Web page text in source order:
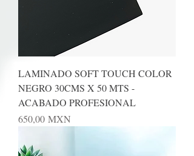
LAMINADO SOFT TOUCH COLOR
NEGRO 30CMS X 50 MTS -
ACABADO PROFESIONAL
Precio
650,00 MXN